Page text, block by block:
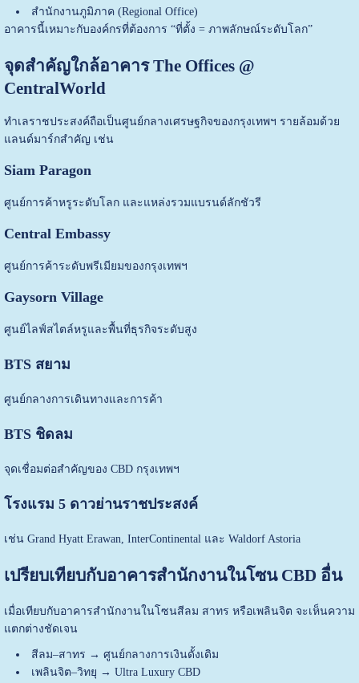
สำนักงานภูมิภาค (Regional Office)
อาคารนี้เหมาะกับองค์กรที่ต้องการ “ที่ตั้ง = ภาพลักษณ์ระดับโลก”
จุดสำคัญใกล้อาคาร The Offices @
CentralWorld
ทำเลราชประสงค์ถือเป็นศูนย์กลางเศรษฐกิจของกรุงเทพฯ รายล้อมด้วย
แลนด์มาร์กสำคัญ เช่น
Siam Paragon
ศูนย์การค้าหรูระดับโลก และแหล่งรวมแบรนด์ลักชัวรี
Central Embassy
ศูนย์การค้าระดับพรีเมียมของกรุงเทพฯ
Gaysorn Village
ศูนย์ไลฟ์สไตล์หรูและพื้นที่ธุรกิจระดับสูง
BTS สยาม
ศูนย์กลางการเดินทางและการค้า
BTS ชิดลม
จุดเชื่อมต่อสำคัญของ CBD กรุงเทพฯ
โรงแรม 5 ดาวย่านราชประสงค์
เช่น Grand Hyatt Erawan, InterContinental และ Waldorf Astoria
เปรียบเทียบกับอาคารสำนักงานในโซน CBD อื่น
เมื่อเทียบกับอาคารสำนักงานในโซนสีลม สาทร หรือเพลินจิต จะเห็นความ
แตกต่างชัดเจน
สีลม–สาทร → ศูนย์กลางการเงินดั้งเดิม
เพลินจิต–วิทยุ → Ultra Luxury CBD